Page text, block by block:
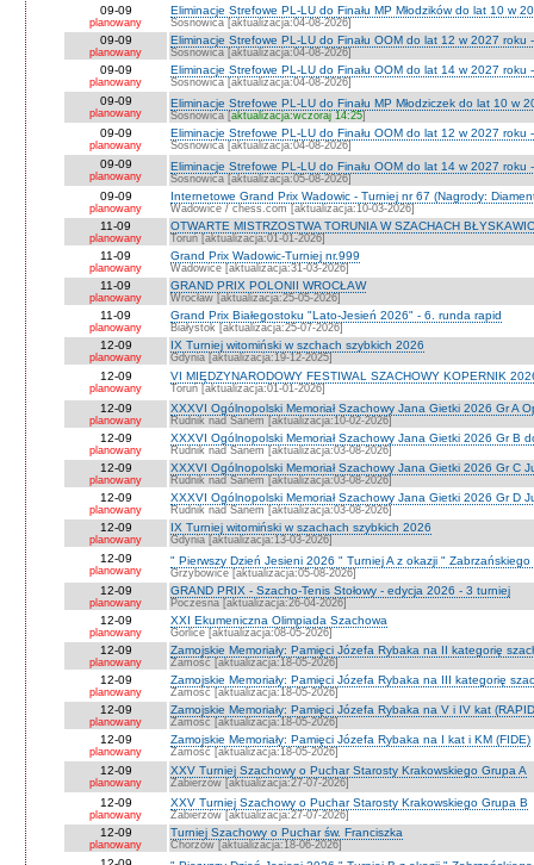
09-09
planowany
Eliminacje Strefowe PL-LU do Finału MP Młodzików do lat 10 w
Sosnowica [aktualizacja:04-08-2026]
09-09
planowany
Eliminacje Strefowe PL-LU do Finału OOM do lat 12 w 2027 roku
Sosnowica [aktualizacja:04-08-2026]
09-09
planowany
Eliminacje Strefowe PL-LU do Finału OOM do lat 14 w 2027 roku
Sosnowica [aktualizacja:04-08-2026]
09-09
planowany
Eliminacje Strefowe PL-LU do Finału MP Młodziczek do lat 10 w
Sosnowica [aktualizacja:wczoraj 14:25]
09-09
planowany
Eliminacje Strefowe PL-LU do Finału OOM do lat 12 w 2027 roku
Sosnowica [aktualizacja:04-08-2026]
09-09
planowany
Eliminacje Strefowe PL-LU do Finału OOM do lat 14 w 2027 roku
Sosnowica [aktualizacja:05-08-2026]
09-09
planowany
Internetowe Grand Prix Wadowic - Turniej nr 67 (Nagrody:
Wadowice / chess.com [aktualizacja:10-03-2026]
11-09
planowany
OTWARTE MISTRZOSTWA TORUNIA W SZACHACH
Toruń [aktualizacja:01-01-2026]
11-09
planowany
Grand Prix Wadowic-Turniej nr.999
Wadowice [aktualizacja:31-03-2026]
11-09
planowany
GRAND PRIX POLONII WROCŁAW
Wrocław [aktualizacja:25-05-2026]
11-09
planowany
Grand Prix Białegostoku "Lato-Jesień 2026" - 6. runda rapid
Białystok [aktualizacja:25-07-2026]
12-09
planowany
IX Turniej witomiński w szchach szybkich 2026
Gdynia [aktualizacja:19-12-2025]
12-09
planowany
VI MIĘDZYNARODOWY FESTIWAL SZACHOWY KOPERNIK
Toruń [aktualizacja:01-01-2026]
12-09
planowany
XXXVI Ogólnopolski Memoriał Szachowy Jana Gietki 2026 Gr A
Rudnik nad Sanem [aktualizacja:10-02-2026]
12-09
planowany
XXXVI Ogólnopolski Memoriał Szachowy Jana Gietki 2026 Gr B
Rudnik nad Sanem [aktualizacja:03-08-2026]
12-09
planowany
XXXVI Ogólnopolski Memoriał Szachowy Jana Gietki 2026 Gr C
Rudnik nad Sanem [aktualizacja:03-08-2026]
12-09
planowany
XXXVI Ogólnopolski Memoriał Szachowy Jana Gietki 2026 Gr D
Rudnik nad Sanem [aktualizacja:03-08-2026]
12-09
planowany
IX Turniej witomiński w szachach szybkich 2026
Gdynia [aktualizacja:13-03-2026]
12-09
planowany
" Pierwszy Dzień Jesieni 2026 " Turniej A z okazji " Zabrzańskiego
Grzybowice [aktualizacja:05-08-2026]
12-09
planowany
GRAND PRIX - Szacho-Tenis Stołowy - edycja 2026 - 3 turniej
Poczesna [aktualizacja:26-04-2026]
12-09
planowany
XXI Ekumeniczna Olimpiada Szachowa
Gorlice [aktualizacja:08-05-2026]
12-09
planowany
Zamojskie Memoriały: Pamięci Józefa Rybaka na II kategorię
Zamość [aktualizacja:18-05-2026]
12-09
planowany
Zamojskie Memoriały: Pamięci Józefa Rybaka na III kategorię
Zamość [aktualizacja:18-05-2026]
12-09
planowany
Zamojskie Memoriały: Pamięci Józefa Rybaka na V i IV kat
Zamość [aktualizacja:18-05-2026]
12-09
planowany
Zamojskie Memoriały: Pamięci Józefa Rybaka na I kat i KM (FIDE)
Zamość [aktualizacja:18-05-2026]
12-09
planowany
XXV Turniej Szachowy o Puchar Starosty Krakowskiego Grupa A
Zabierzów [aktualizacja:27-07-2026]
12-09
planowany
XXV Turniej Szachowy o Puchar Starosty Krakowskiego Grupa B
Zabierzów [aktualizacja:27-07-2026]
12-09
planowany
Turniej Szachowy o Puchar św. Franciszka
Chorzów [aktualizacja:18-06-2026]